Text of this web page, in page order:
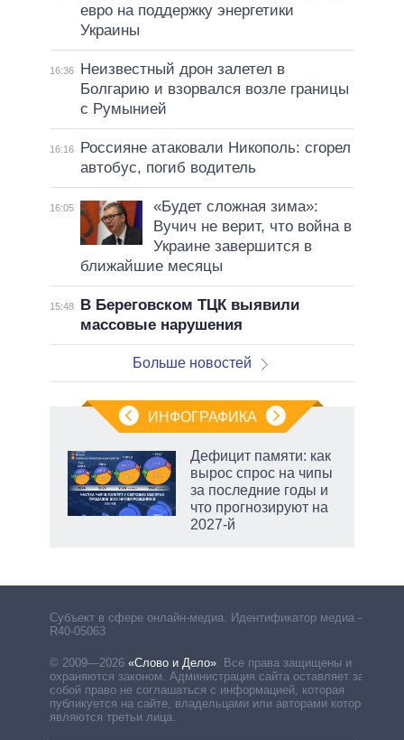
евро на поддержку энергетики
Украины
16:36
Неизвестный дрон залетел в
Болгарию и взорвался возле границы
с Румынией
16:16
Россияне атаковали Никополь: сгорел
автобус, погиб водитель
16:05
«Будет сложная зима»:
Вучич не верит, что война в
Украине завершится в
ближайшие месяцы
15:48
В Береговском ТЦК выявили
массовые нарушения
Больше новостей
ИНФОГРАФИКА
Дефицит памяти: как
вырос спрос на чипы
за последние годы и
что прогнозируют на
2027-й
Субъект в сфере онлайн-медиа. Идентификатор медиа –
R40-05063
© 2009—2026 «Слово и Дело» Все права защищены и
охраняются законом. Администрация сайта оставляет за
собой право не соглашаться с информацией, которая
публикуется на сайте, владельцами или авторами которой
являются третьи лица.